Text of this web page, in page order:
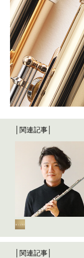
│関連記事│
│関連記事│